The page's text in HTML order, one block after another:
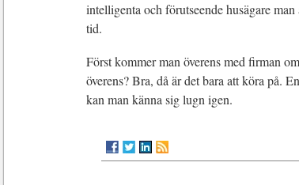
intelligenta och förutseende husägare
tid.
Först kommer man överens med firman
överens? Bra, då är det bara att köra på.
kan man känna sig lugn igen.